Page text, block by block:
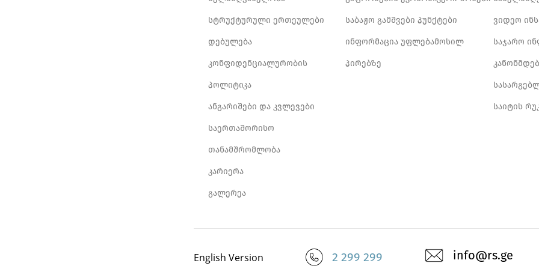
სტრუქტურული ერთეულები
დებულება
კონფიდენციალურობის
პოლიტიკა
ანგარიშები და კვლევები
საერთაშორისო
თანამშრომლობა
კარიერა
გალერეა
საბაჟო გამშვები პუნქტები
ინფორმაცია უფლებამოსილ
პირებზე
ვიდეო
საჯარო
საიტის
English Version info@rs.ge
2 299 299